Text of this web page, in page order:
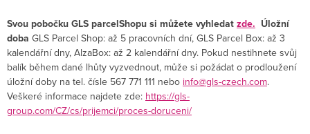
Svou pobočku GLS parcelShopu si můžete vyhledat zde. Úložní
doba GLS Parcel Shop: až 5 pracovních dní, GLS Parcel Box: až 3
kalendářní dny, AlzaBox: až 2 kalendářní dny. Pokud nestihnete svůj
balík během dané lhůty vyzvednout, může si požádat o prodloužení
úložní doby na tel. čísle 567 771 111 nebo info@gls-czech.com.
Veškeré informace najdete zde: https://gls-
group.com/CZ/cs/prijemci/proces-doruceni/